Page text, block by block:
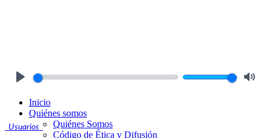
Usuarios
Inicio
Quiénes somos
Quiénes Somos
Código de Ética y Difusión